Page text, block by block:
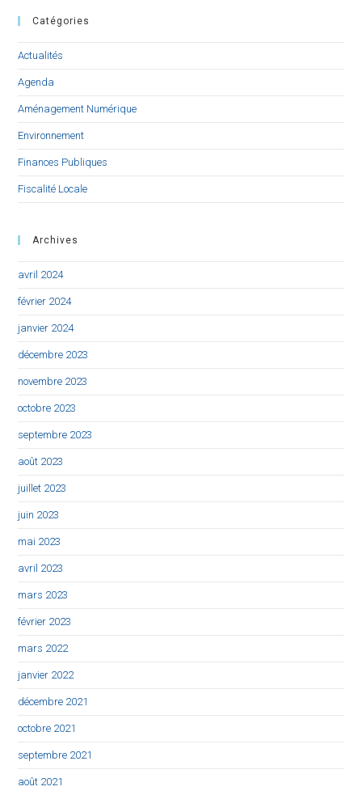
Catégories
Actualités
Agenda
Aménagement Numérique
Environnement
Finances Publiques
Fiscalité Locale
Archives
avril 2024
février 2024
janvier 2024
décembre 2023
novembre 2023
octobre 2023
septembre 2023
août 2023
juillet 2023
juin 2023
mai 2023
avril 2023
mars 2023
février 2023
mars 2022
janvier 2022
décembre 2021
octobre 2021
septembre 2021
août 2021